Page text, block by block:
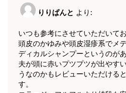
りりぱんと より:
いつも参考にさせていただいてお
頭皮のかゆみや頭皮湿疹系でメ
ディカルシャンプーというのがあ
夫が頭に赤いプツプツが出やす
うなのかもレビューいただける
す。